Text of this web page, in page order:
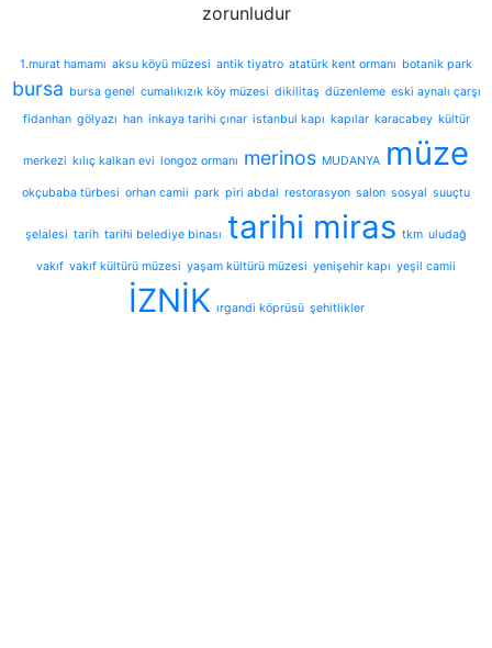
zorunludur
1.murat hamamı aksu köyü müzesi antik tiyatro atatürk kent ormanı botanik park
bursa bursa genel cumalıkızık köy müzesi dikilitaş düzenleme eski aynalı çarşı
fidanhan gölyazı han inkaya tarihi çınar istanbul kapı kapılar karacabey kültür
merkezi kılıç kalkan evi longoz ormanı merinos MUDANYA müze
okçubaba türbesi orhan camii park piri abdal restorasyon salon sosyal suuçtu
şelalesi tarih tarihi belediye binası tarihi miras tkm uludağ
vakıf vakıf kültürü müzesi yaşam kültürü müzesi yenişehir kapı yeşil camii
İZNİK ırgandi köprüsü şehitlikler